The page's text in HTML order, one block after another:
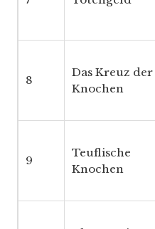
8
Das Kreuz der
Knochen
9
Teuflische
Knochen